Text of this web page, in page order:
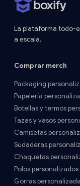
La plataforma todo-
a escala.
Comprar merch
Packaging
Papelería
Botellas y termos
Tazas y vasos
Camisetas
Sudaderas
Chaquetas
Polos
Gorras